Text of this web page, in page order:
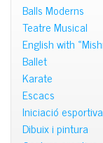
Balls Moderns
Teatre Musical
English with
Ballet
Karate
Escacs
Iniciació esportiva
Dibuix i pintura